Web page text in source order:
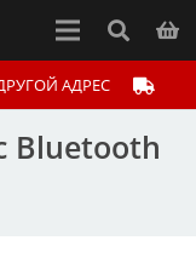
АДРЕС
Bluetooth